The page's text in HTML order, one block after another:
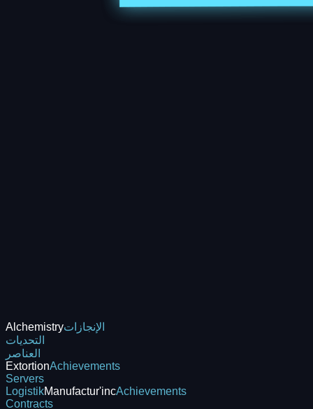
Alchemistryالإنجازات
التحديات
العناصر
ExtortionAchievements
Servers
LogistikManufactur'incAchievements
Contracts